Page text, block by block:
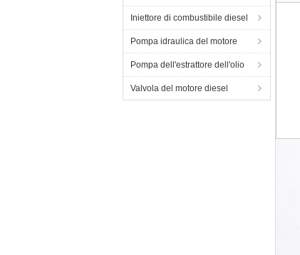
Iniettore di combustibile diesel
Pompa idraulica del motore
Pompa dell'estrattore dell'olio
Valvola del motore diesel